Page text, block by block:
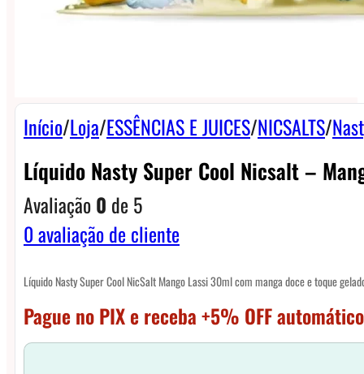
Início/Loja/ESSÊNCIAS E JUICES/NICSALTS/
Líquido Nasty Super Cool Nicsalt –
Avaliação0 de 5
0avaliação de cliente
Líquido Nasty Super Cool NicSalt Mango Lassi 30ml com manga doce e toque
Pague no PIX e receba +5% OFF